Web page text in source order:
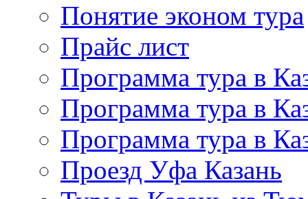
Понятие эконом тура
Прайс лист
Программа тура в
Программа тура в
Программа тура в
Проезд Уфа Казань